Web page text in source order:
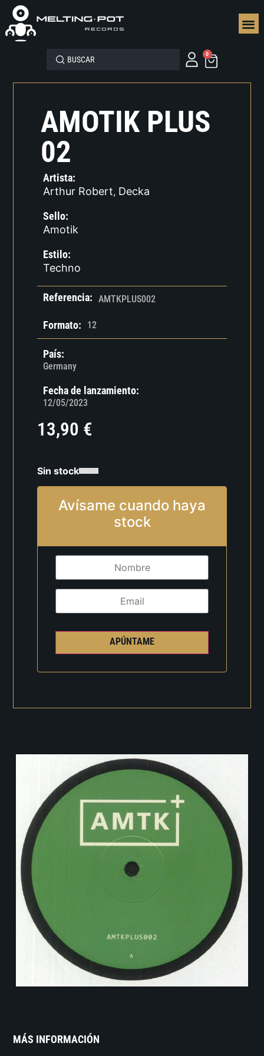
0
AMOTIK PLUS
02
Artista:
Arthur Robert, Decka
Sello:
Amotik
Estilo:
Techno
Referencia: AMTKPLUS002
Formato: 12
País:
Germany
Fecha de lanzamiento:
12/05/2023
13,90 €
Sin stock
Avísame cuando haya
stock
APÚNTAME
MÁS INFORMACIÓN